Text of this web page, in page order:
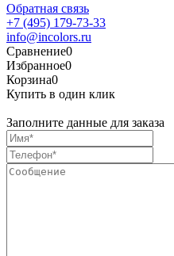
Обратная связь
+7 (495) 179-73-33
info@incolors.ru
Сравнение0
Избранное0
Корзина0
Купить в один клик
Заполните данные для заказа